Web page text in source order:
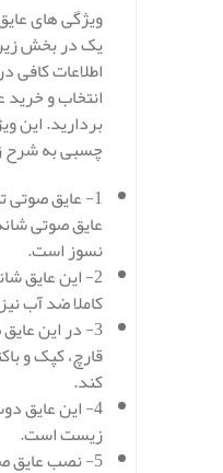
ویژگی های
یک در بخش
اطلاعات کافی
انتخاب و
بردارید. این
چسبی به شرح
1- عایق صوتی
عایق صوتی
نسوز است.
2- این عایق
کاملا ضد آب
3- در این
قارچ، کپک و
کند.
4- این عایق
زیست است.
5- نصب عایق